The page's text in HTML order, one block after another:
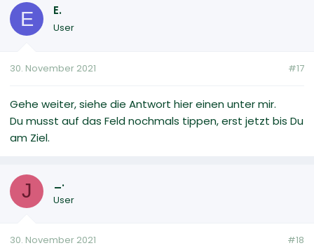
E E.
User
30. November 2021 #17
Gehe weiter, siehe die Antwort hier einen unter mir.
Du musst auf das Feld nochmals tippen, erst jetzt bis Du
am Ziel.
J _.
User
30. November 2021 #18